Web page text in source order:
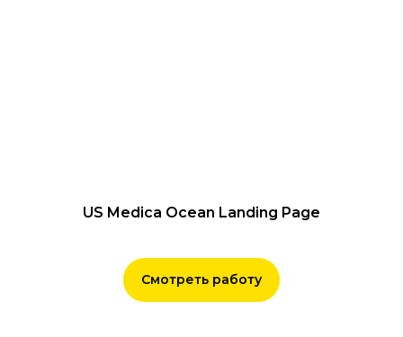
US Medica Ocean Landing Page
Смотреть работу